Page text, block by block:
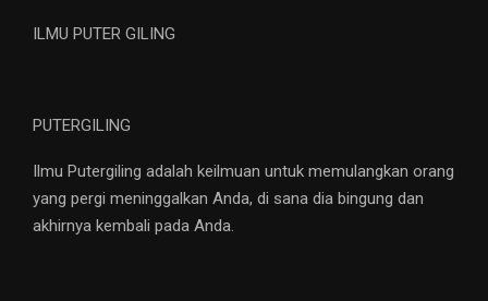
ILMU PUTER GILING
PUTERGILING
Ilmu Putergiling adalah keilmuan untuk memulangkan orang
yang pergi meninggalkan Anda, di sana dia bingung dan
akhirnya kembali pada Anda.